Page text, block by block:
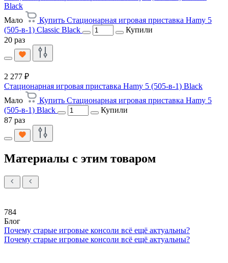
Black
Мало
Купить Стационарная игровая приставка Hamy 5
(505-в-1) Classic Black
Купили
20 раз
2 277 ₽
Стационарная игровая приставка Hamy 5 (505-в-1) Black
Мало
Купить Стационарная игровая приставка Hamy 5
(505-в-1) Black
Купили
87 раз
Материалы с этим товаром
784
Блог
Почему старые игровые консоли всё ещё актуальны?
Почему старые игровые консоли всё ещё актуальны?